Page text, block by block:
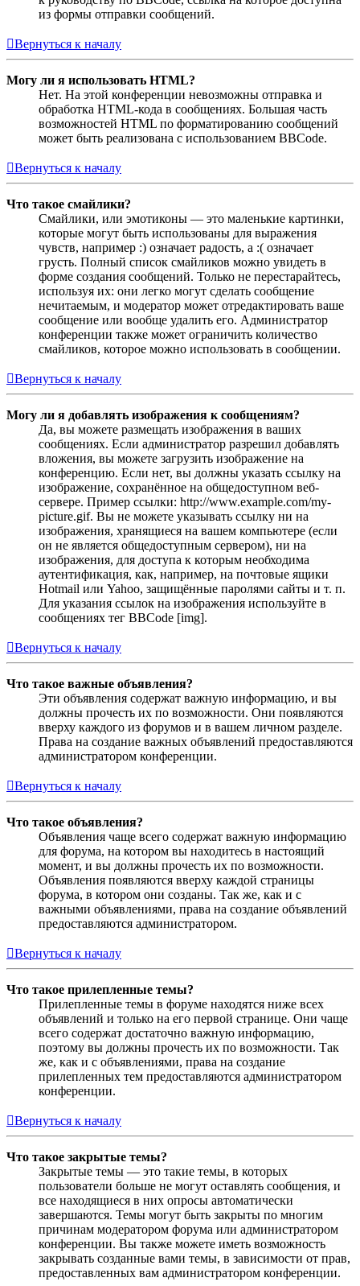
из формы отправки сообщений.
Вернуться к началу
Могу ли я использовать HTML?
Нет. На этой конференции невозможны отправка и
обработка HTML-кода в сообщениях. Большая часть
возможностей HTML по форматированию сообщений
может быть реализована с использованием BBCode.
Вернуться к началу
Что такое смайлики?
Смайлики, или эмотиконы — это маленькие картинки,
которые могут быть использованы для выражения
чувств, например :) означает радость, а :( означает
грусть. Полный список смайликов можно увидеть в
форме создания сообщений. Только не перестарайтесь,
используя их: они легко могут сделать сообщение
нечитаемым, и модератор может отредактировать ваше
сообщение или вообще удалить его. Администратор
конференции также может ограничить количество
смайликов, которое можно использовать в сообщении.
Вернуться к началу
Могу ли я добавлять изображения к сообщениям?
Да, вы можете размещать изображения в ваших
сообщениях. Если администратор разрешил добавлять
вложения, вы можете загрузить изображение на
конференцию. Если нет, вы должны указать ссылку на
изображение, сохранённое на общедоступном веб-
сервере. Пример ссылки: http://www.example.com/my-
picture.gif. Вы не можете указывать ссылку ни на
изображения, хранящиеся на вашем компьютере (если
он не является общедоступным сервером), ни на
изображения, для доступа к которым необходима
аутентификация, как, например, на почтовые ящики
Hotmail или Yahoo, защищённые паролями сайты и т. п.
Для указания ссылок на изображения используйте в
сообщениях тег BBCode [img].
Вернуться к началу
Что такое важные объявления?
Эти объявления содержат важную информацию, и вы
должны прочесть их по возможности. Они появляются
вверху каждого из форумов и в вашем личном разделе.
Права на создание важных объявлений предоставляются
администратором конференции.
Вернуться к началу
Что такое объявления?
Объявления чаще всего содержат важную информацию
для форума, на котором вы находитесь в настоящий
момент, и вы должны прочесть их по возможности.
Объявления появляются вверху каждой страницы
форума, в котором они созданы. Так же, как и с
важными объявлениями, права на создание объявлений
предоставляются администратором.
Вернуться к началу
Что такое прилепленные темы?
Прилепленные темы в форуме находятся ниже всех
объявлений и только на его первой странице. Они чаще
всего содержат достаточно важную информацию,
поэтому вы должны прочесть их по возможности. Так
же, как и с объявлениями, права на создание
прилепленных тем предоставляются администратором
конференции.
Вернуться к началу
Что такое закрытые темы?
Закрытые темы — это такие темы, в которых
пользователи больше не могут оставлять сообщения, и
все находящиеся в них опросы автоматически
завершаются. Темы могут быть закрыты по многим
причинам модератором форума или администратором
конференции. Вы также можете иметь возможность
закрывать созданные вами темы, в зависимости от прав,
предоставленных вам администратором конференции.